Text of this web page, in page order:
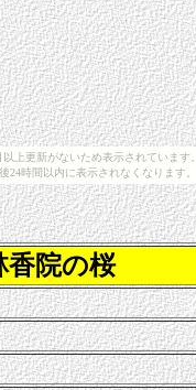
上更新がないため表示されています。
24時間以内に表示されなくなります。
香院の桜